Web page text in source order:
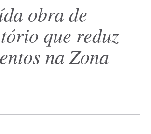
obra de
que reduz
na Zona